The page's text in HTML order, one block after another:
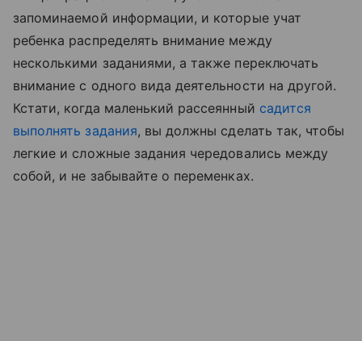
запоминаемой информации, и которые учат
ребенка распределять внимание между
несколькими заданиями, а также переключать
внимание с одного вида деятельности на другой.
Кстати, когда маленький рассеянный садится
выполнять задания, вы должны сделать так, чтобы
легкие и сложные задания чередовались между
собой, и не забывайте о переменках.